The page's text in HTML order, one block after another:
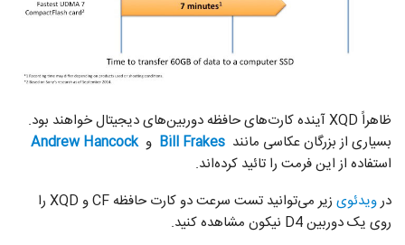
ظاهراً XQD آینده کارت‌های حافظه دوربین‌های دیجیتال خواهند بود.
بسیاری از بزرگان عکاسی مانند Bill Frakes وAndrew Hancock
استفاده از این فرمت را تائید کرده‌اند.
درویدئوی
زیر می‌توانید تست سرعت دو کارت حافظه CF و XQD را
روی یک دوربین D4 نیکون مشاهده کنید.